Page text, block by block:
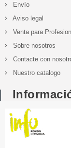
Envío
Aviso legal
Venta para
Sobre nosotros
Contacte con
Nuestro catalogo